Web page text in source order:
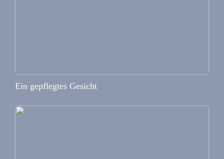
Ein gepflegtes Gesicht